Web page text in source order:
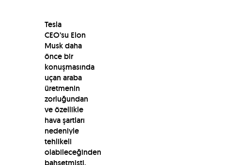
Tesla
CEO’su Elon
Musk daha
önce bir
konuşmasında
uçan araba
üretmenin
zorluğundan
ve özellikle
hava şartları
nedeniyle
tehlikeli
olabileceğinden
bahsetmişti.